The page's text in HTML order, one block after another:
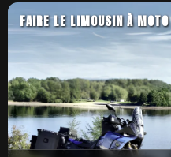
FAIRE LE LIMOUSIN À MOTO